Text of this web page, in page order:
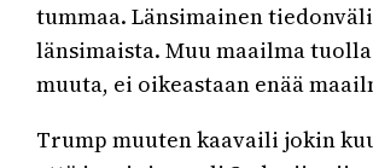
tummaa. Länsimainen
länsimaista. Muu maailma
muuta, ei oikeastaan enää
Trump muuten kaavaili jokin